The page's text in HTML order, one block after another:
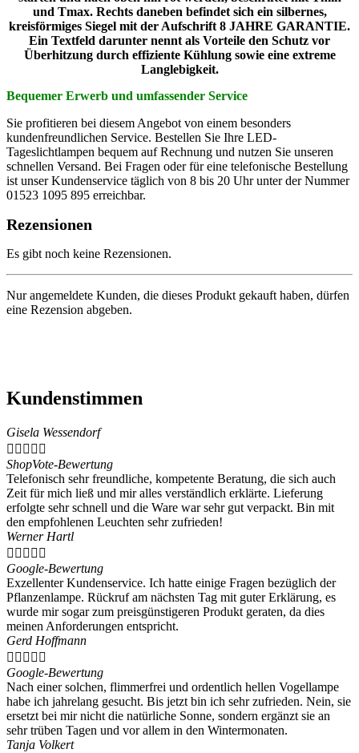
Bequemer Erwerb und umfassender Service
Sie profitieren bei diesem Angebot von einem besonders
kundenfreundlichen Service. Bestellen Sie Ihre LED-
Tageslichtlampen bequem auf Rechnung und nutzen Sie unseren
schnellen Versand. Bei Fragen oder für eine telefonische Bestellung
ist unser Kundenservice täglich von 8 bis 20 Uhr unter der Nummer
01523 1095 895 erreichbar.
Rezensionen
Es gibt noch keine Rezensionen.
Nur angemeldete Kunden, die dieses Produkt gekauft haben, dürfen
eine Rezension abgeben.
Kundenstimmen
Gisela Wessendorf
    
ShopVote-Bewertung
Telefonisch sehr freundliche, kompetente Beratung, die sich auch
Zeit für mich ließ und mir alles verständlich erklärte. Lieferung
erfolgte sehr schnell und die Ware war sehr gut verpackt. Bin mit
den empfohlenen Leuchten sehr zufrieden!
Werner Hartl
    
Google-Bewertung
Exzellenter Kundenservice. Ich hatte einige Fragen bezüglich der
Pflanzenlampe. Rückruf am nächsten Tag mit guter Erklärung, es
wurde mir sogar zum preisgünstigeren Produkt geraten, da dies
meinen Anforderungen entspricht.
Gerd Hoffmann
    
Google-Bewertung
Nach einer solchen, flimmerfrei und ordentlich hellen Vogellampe
habe ich jahrelang gesucht. Bis jetzt bin ich sehr zufrieden. Nein, sie
ersetzt bei mir nicht die natürliche Sonne, sondern ergänzt sie an
sehr trüben Tagen und vor allem in den Wintermonaten.
Tanja Volkert